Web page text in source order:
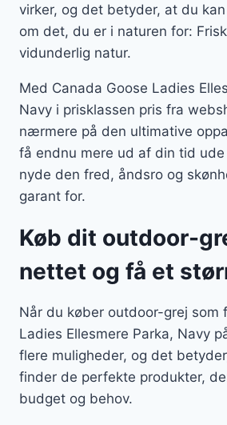
virker, og det betyder, at du
om det, du er i naturen for:
vidunderlig natur.
Med Canada Goose Ladies
Navy i prisklassen pris fra
nærmere på den ultimative
få endnu mere ud af din tid ude
nyde den fred, åndsro og
garant for.
Køb dit outdoor-
nettet og få et
Når du køber outdoor-grej som
Ladies Ellesmere Parka, Navy
flere muligheder, og det
finder de perfekte produkter,
budget og behov.